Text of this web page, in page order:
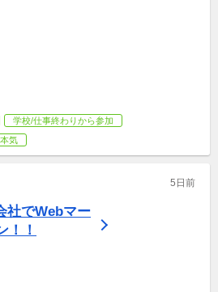
学校/仕事終わりから参加
気
5日前
社でWebマー
！！